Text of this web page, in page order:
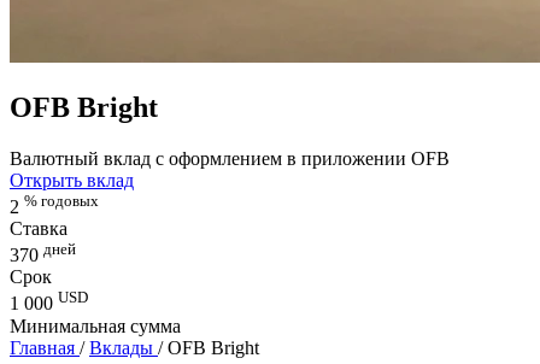
OFB Bright
Валютный вклад с оформлением в приложении OFB
Открыть вклад
2 % годовых
Ставка
370 дней
Срок
1 000 USD
Минимальная сумма
Главная / Вклады /OFB Bright